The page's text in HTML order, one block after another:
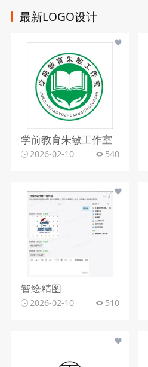
最新LOGO设计
学前教育朱敏工作室
2026-02-10 540
智绘精图
2026-02-10 510